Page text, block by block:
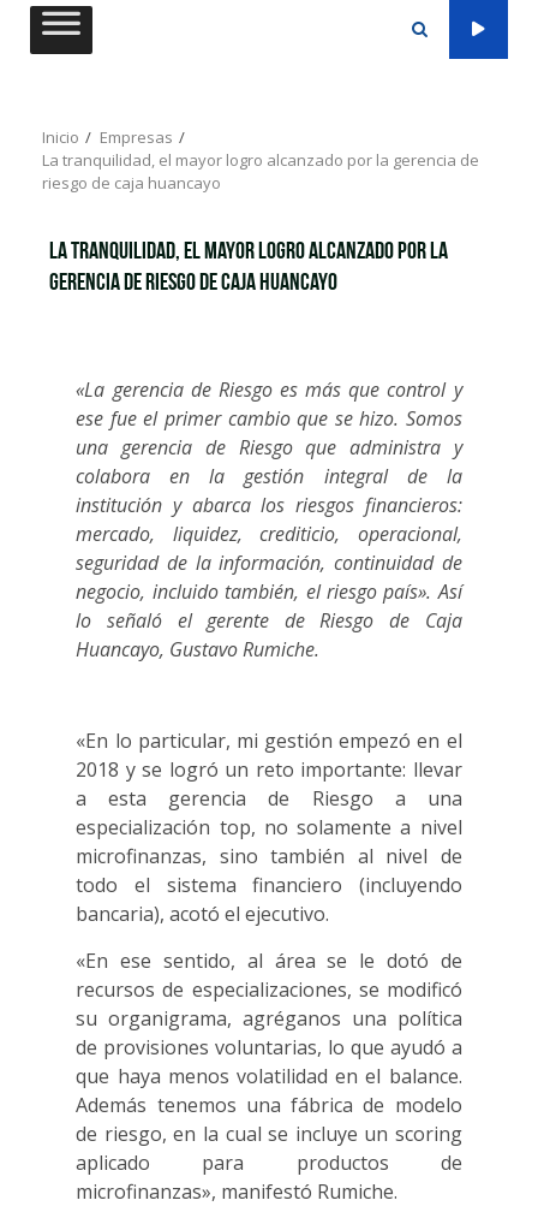
Saltar
Inicio
Empresas
La tranquilidad, el mayor logro alcanzado por la gerencia de
riesgo de caja huancayo
La tranquilidad, el mayor logro alcanzado por la
gerencia de riesgo de caja huancayo
«La gerencia de Riesgo es más que control y
ese fue el primer cambio que se hizo. Somos
una gerencia de Riesgo que administra y
colabora en la gestión integral de la
institución y abarca los riesgos financieros:
mercado, liquidez, crediticio, operacional,
seguridad de la información, continuidad de
negocio, incluido también, el riesgo país». Así
lo señaló el gerente de Riesgo de Caja
Huancayo, Gustavo Rumiche.
«En lo particular, mi gestión empezó en el
2018 y se logró un reto importante: llevar
a esta gerencia de Riesgo a una
especialización top, no solamente a nivel
microfinanzas, sino también al nivel de
todo el sistema financiero (incluyendo
bancaria), acotó el ejecutivo.
«En ese sentido, al área se le dotó de
recursos de especializaciones, se modificó
su organigrama, agréganos una política
de provisiones voluntarias, lo que ayudó a
que haya menos volatilidad en el balance.
Además tenemos una fábrica de modelo
de riesgo, en la cual se incluye un scoring
aplicado para productos de
microfinanzas», manifestó Rumiche.